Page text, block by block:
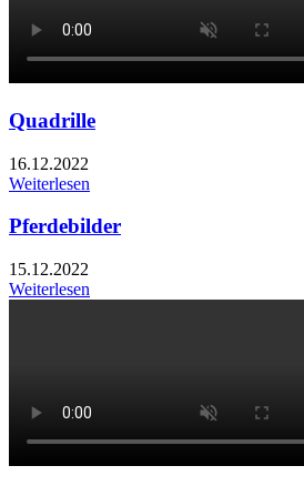
Quadrille
16.12.2022
Weiterlesen
Pferdebilder
15.12.2022
Weiterlesen